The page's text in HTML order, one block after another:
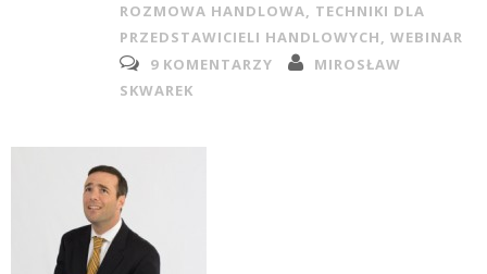
ROZMOWA HANDLOWA, TECHNIKI DLA
PRZEDSTAWICIELI HANDLOWYCH, WEBINAR
9 KOMENTARZY
MIROSŁAW
SKWAREK